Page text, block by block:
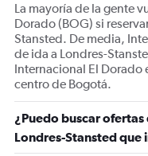
La mayoría de la gente
Dorado (BOG) si
Stansted. De media,
de ida a Londres-
Internacional El Dorado
centro de Bogotá.
¿Puedo buscar
Londres-Stansted que